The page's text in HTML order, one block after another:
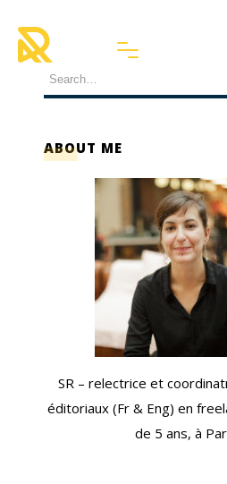
ABOUT ME
SR – relectrice et
éditoriaux (Fr & Eng) en
de 5 ans, à